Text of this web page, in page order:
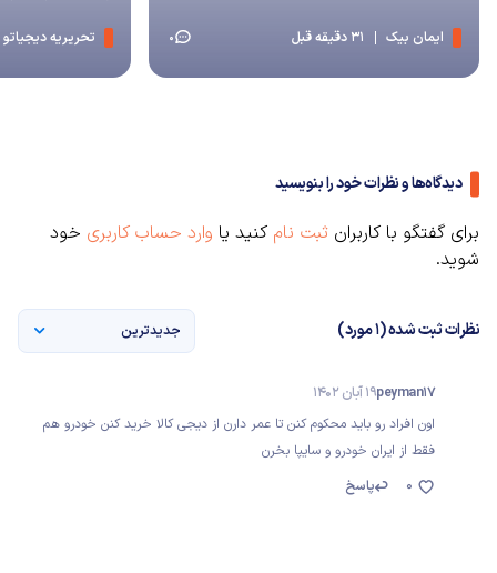
ایمان بیک 31 دقیقه قبل 0 تحریریه دیجیاتو
دیدگاه‌ها و نظرات خود را بنویسید
برای گفتگو با کاربران ثبت نام کنید یا وارد حساب کاربری خود
شوید.
نظرات ثبت شده (1 مورد) جدیدترین
peyman1719 آبان 1402
اون افراد رو باید محکوم کنن تا عمر دارن از دیجی کالا خرید کنن خودرو هم
فقط از ایران خودرو و سایپا بخرن
پاسخ
0